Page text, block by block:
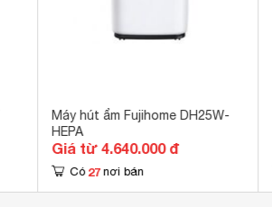
Máy hút ẩm Fujihome DH25W-
HEPA
Giá từ 4.640.000 đ
Có 27 nơi bán